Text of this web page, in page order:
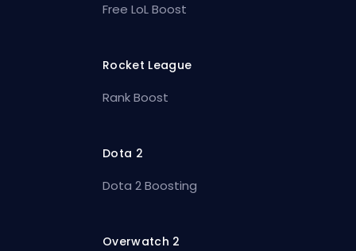
Free LoL Boost
Rocket League
Rank Boost
Dota 2
Dota 2 Boosting
Overwatch 2